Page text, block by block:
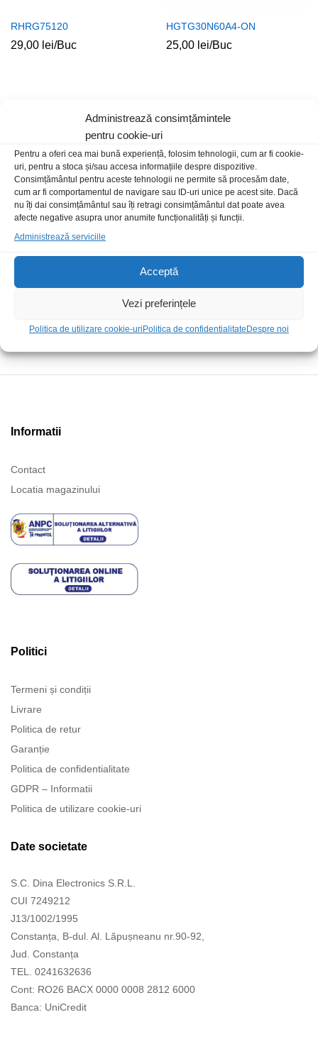
Administrează consimțămintele
pentru cookie-uri
Pentru a oferi cea mai bună experiență, folosim tehnologii, cum ar fi cookie-
uri, pentru a stoca și/sau accesa informațiile despre dispozitive.
Consimțământul pentru aceste tehnologii ne permite să procesăm date,
cum ar fi comportamentul de navigare sau ID-uri unice pe acest site. Dacă
nu îți dai consimțământul sau îți retragi consimțământul dat poate avea
afecte negative asupra unor anumite funcționalități și funcții.
Administrează serviciile
Acceptă
Vezi preferințele
Politica de utilizare cookie-uriPolitica de confidentialitateDespre noi
RHRG75120
29,00 lei/Buc
HGTG30N60A4-ON
25,00 lei/Buc
Livrare rapida
Posibilitate retur
Plata securizata
Informatii
Contact
Locatia magazinului
Politici
Termeni și condiții
Livrare
Politica de retur
Garanție
Politica de confidentialitate
GDPR – Informatii
Politica de utilizare cookie-uri
Date societate
S.C. Dina Electronics S.R.L.
CUI 7249212
J13/1002/1995
Constanța, B-dul. Al. Lăpușneanu nr.90-92,
Jud. Constanța
TEL. 0241632636
Cont: RO26 BACX 0000 0008 2812 6000
Banca: UniCredit